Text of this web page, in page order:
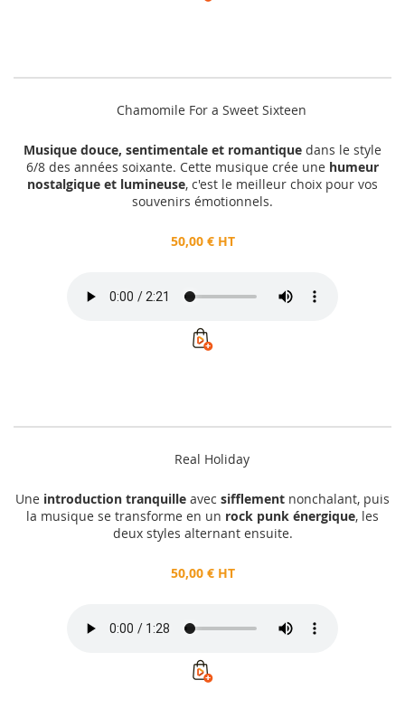
Chamomile For a Sweet Sixteen
Musique douce, sentimentale et romantique dans le style
6/8 des années soixante. Cette musique crée une humeur
nostalgique et lumineuse, c'est le meilleur choix pour vos
souvenirs émotionnels.
50,00 € HT
Real Holiday
Une introduction tranquille avec sifflement nonchalant, puis
la musique se transforme en un rock punk énergique, les
deux styles alternant ensuite.
50,00 € HT